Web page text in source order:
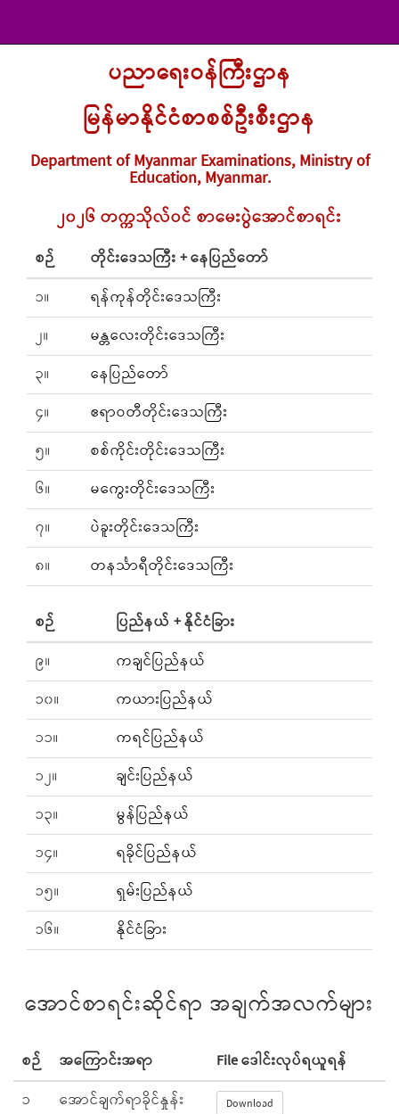
ပညာရေးဝန်ကြီးဌာန
မြန်မာနိုင်ငံစာစစ်ဦးစီးဌာန
Department of Myanmar Examinations, Ministry of
Education, Myanmar.
၂၀၂၆ တက္ကသိုလ်ဝင် စာမေးပွဲအောင်စာရင်း
စဉ်
တိုင်းဒေသကြီး + နေပြည်တော်
၁။
ရန်ကုန်တိုင်းဒေသကြီး
၂။
မန္တလေးတိုင်းဒေသကြီး
၃။
နေပြည်တော်
၄။
ဧရာဝတီတိုင်းဒေသကြီး
၅။
စစ်ကိုင်းတိုင်းဒေသကြီး
၆။
မကွေးတိုင်းဒေသကြီး
၇။
ပဲခူးတိုင်းဒေသကြီး
၈။
တနင်္သာရီတိုင်းဒေသကြီး
စဉ်
ပြည်နယ် + နိုင်ငံခြား
၉။
ကချင်ပြည်နယ်
၁၀။
ကယားပြည်နယ်
၁၁။
ကရင်ပြည်နယ်
၁၂။
ချင်းပြည်နယ်
၁၃။
မွန်ပြည်နယ်
၁၄။
ရခိုင်ပြည်နယ်
၁၅။
ရှမ်းပြည်နယ်
၁၆။
နိုင်ငံခြား
အောင်စာရင်းဆိုင်ရာ အချက်အလက်များ
စဉ် အကြောင်းအရာ
File ဒေါင်းလုပ်ရယူရန်
၁
အောင်ချက်ရာခိုင်နှုန်း Download